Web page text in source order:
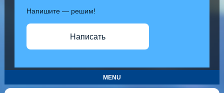
Напишите — решим!
Написать
MENU